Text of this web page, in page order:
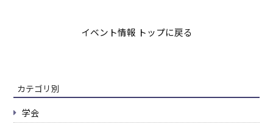
イベント情報 トップに戻る
カテゴリ別
学会